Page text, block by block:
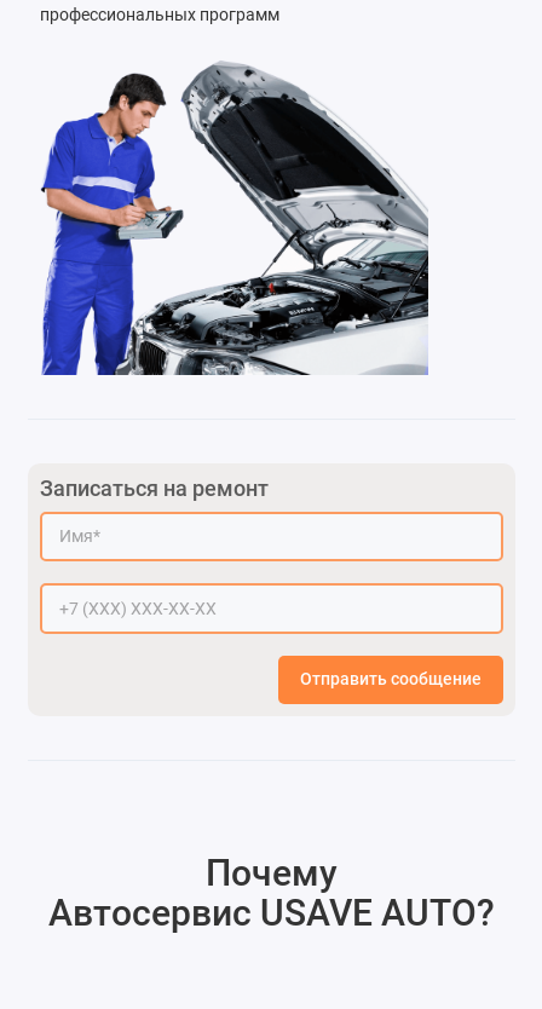
профессиональных программ
Записаться на ремонт
Отправить сообщение
Почему
Автосервис USAVE AUTO?